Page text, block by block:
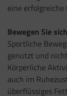
eine
Bewegen Sie
Sportliche
genutzt und
Körperliche
auch im
überflüssiges